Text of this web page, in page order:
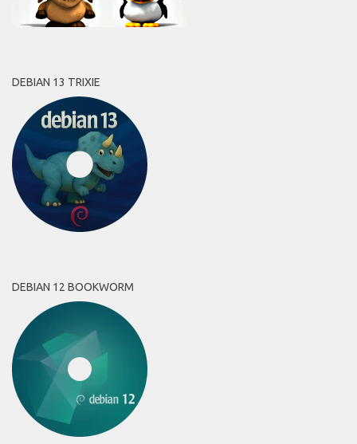
DEBIAN 13 TRIXIE
DEBIAN 12 BOOKWORM